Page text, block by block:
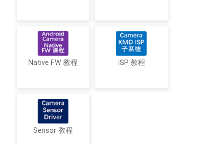
Native FW 教程 ISP 教程
Sensor 教程